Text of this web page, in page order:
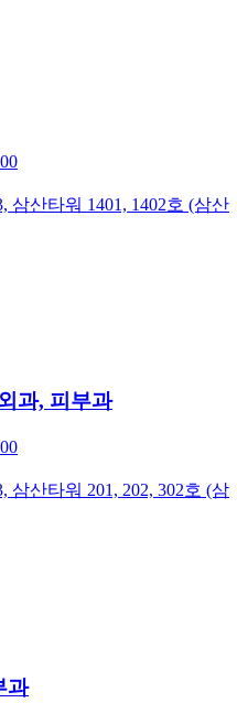
삼산타워 1401, 1402호 (삼산
과, 피부과
삼산타워 201, 202, 302호 (삼
과